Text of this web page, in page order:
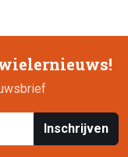
Inschrijven